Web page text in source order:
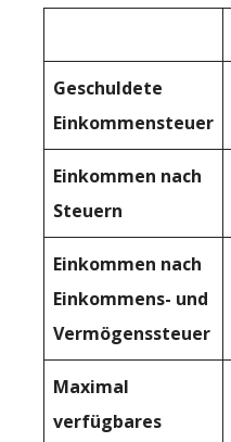
Geschuldete
Einkommensteuer
Einkommen nach
Steuern
Einkommen nach
Einkommens- und
Vermögenssteuer
Maximal
verfügbares